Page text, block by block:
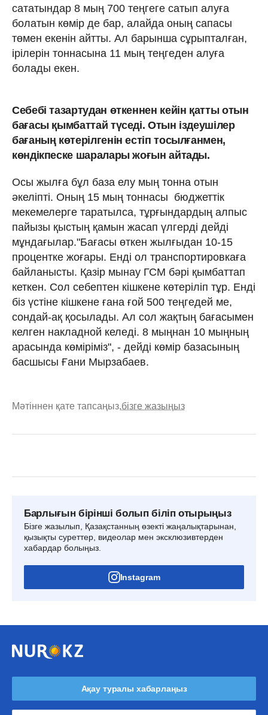
сататындар 8 мың 700 теңгеге сатып алуға
болатын көмір де бар, алайда оның сапасы
төмен екенін айтты. Ал барынша сұрыпталған,
ірілерін тоннасына 11 мың теңгеден алуға
болады екен.
Себебі тазартудан өткеннен кейін қатты отын
бағасы қымбаттай түседі. Отын іздеушілер
бағаның көтерілгенін естіп тосылғанмен,
көндікпеске шаралары жоғын айтады.
Осы жылға бұл база елу мың тонна отын
әкеліпті. Оның 15 мың тоннасы бюджеттік
мекемелерге таратылса, тұрғындардың алпыс
пайызы қыстың қамын жасап үлгерді дейді
мұндағылар."Бағасы өткен жылғыдан 10-15
процентке жоғары. Енді ол транспортировкаға
байланысты. Қазір мынау ГСМ бәрі қымбаттап
кеткен. Сол себептен кішкене көтеріліп тұр. Енді
біз үстіне кішкене ғана ғой 500 теңгедей ме,
сондай-ақ қосылады. Ал сол жақтың бағасымен
келген накладной келеді. 8 мыңнан 10 мыңның
арасында көміріміз", - дейді көмір базасының
басшысы Ғани Мырзабаев.
Мәтіннен қате тапсаңыз,бізге жазыңыз
Барлығын бірінші болып біліп отырыңыз
Бізге жазылып, Қазақстанның өзекті жаңалықтарынан,
қызықты суреттер, видеолар мен эксклюзивтерден
хабардар болыңыз.
Instagram
Ақау туралы хабарлаңыз